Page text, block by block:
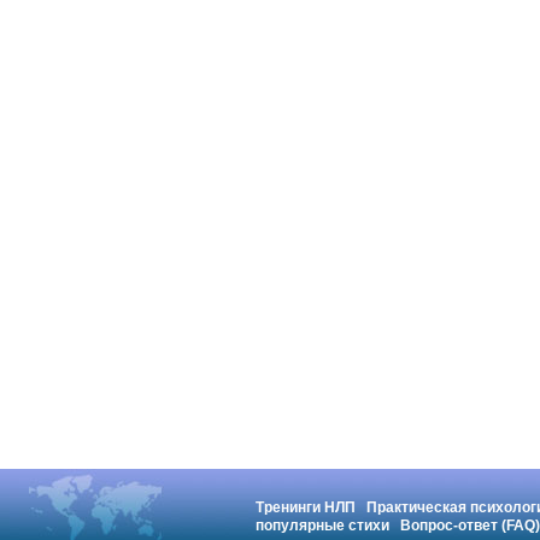
Тренинги НЛП
Практическая
популярные стихи
Вопрос-ответ (FAQ)